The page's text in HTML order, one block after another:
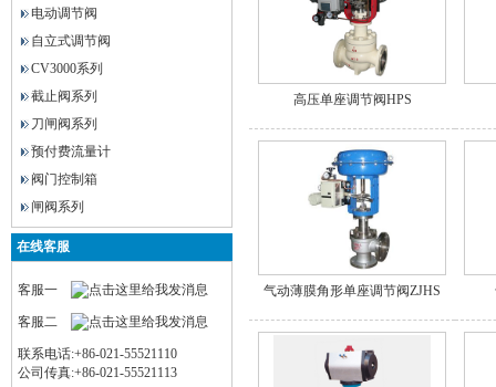
电动调节阀
自立式调节阀
CV3000系列
截止阀系列
刀闸阀系列
预付费流量计
阀门控制箱
闸阀系列
在线客服
客服一
客服二
联系电话:+86-021-55521110
公司传真:+86-021-55521113
高压单座调节阀HPS
气动薄膜角形单座调节阀ZJHS